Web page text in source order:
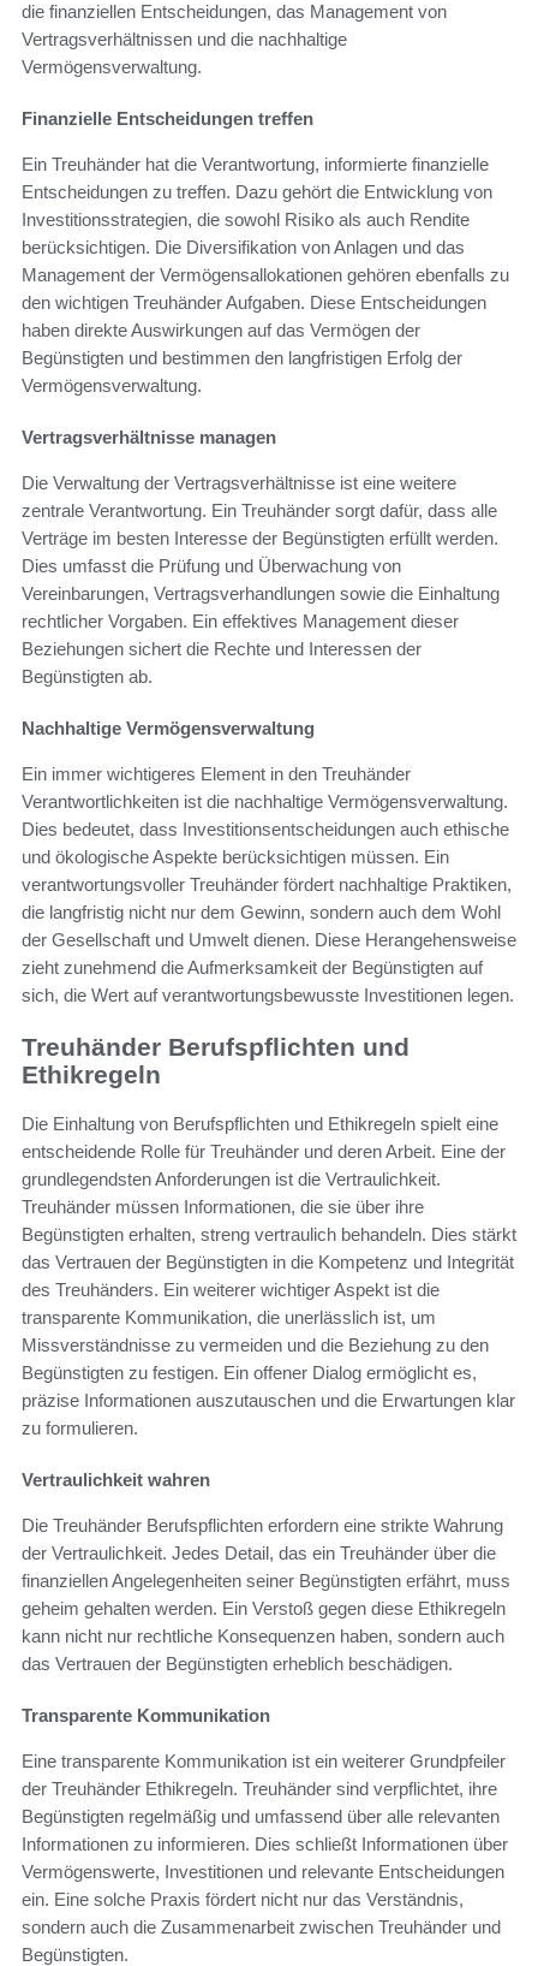
die finanziellen Entscheidungen, das Management von
Vertragsverhältnissen und die nachhaltige
Vermögensverwaltung.
Finanzielle Entscheidungen treffen
Ein Treuhänder hat die Verantwortung, informierte finanzielle
Entscheidungen zu treffen. Dazu gehört die Entwicklung von
Investitionsstrategien, die sowohl Risiko als auch Rendite
berücksichtigen. Die Diversifikation von Anlagen und das
Management der Vermögensallokationen gehören ebenfalls zu
den wichtigen Treuhänder Aufgaben. Diese Entscheidungen
haben direkte Auswirkungen auf das Vermögen der
Begünstigten und bestimmen den langfristigen Erfolg der
Vermögensverwaltung.
Vertragsverhältnisse managen
Die Verwaltung der Vertragsverhältnisse ist eine weitere
zentrale Verantwortung. Ein Treuhänder sorgt dafür, dass alle
Verträge im besten Interesse der Begünstigten erfüllt werden.
Dies umfasst die Prüfung und Überwachung von
Vereinbarungen, Vertragsverhandlungen sowie die Einhaltung
rechtlicher Vorgaben. Ein effektives Management dieser
Beziehungen sichert die Rechte und Interessen der
Begünstigten ab.
Nachhaltige Vermögensverwaltung
Ein immer wichtigeres Element in den Treuhänder
Verantwortlichkeiten ist die nachhaltige Vermögensverwaltung.
Dies bedeutet, dass Investitionsentscheidungen auch ethische
und ökologische Aspekte berücksichtigen müssen. Ein
verantwortungsvoller Treuhänder fördert nachhaltige Praktiken,
die langfristig nicht nur dem Gewinn, sondern auch dem Wohl
der Gesellschaft und Umwelt dienen. Diese Herangehensweise
zieht zunehmend die Aufmerksamkeit der Begünstigten auf
sich, die Wert auf verantwortungsbewusste Investitionen legen.
Treuhänder Berufspflichten und
Ethikregeln
Die Einhaltung von Berufspflichten und Ethikregeln spielt eine
entscheidende Rolle für Treuhänder und deren Arbeit. Eine der
grundlegendsten Anforderungen ist die Vertraulichkeit.
Treuhänder müssen Informationen, die sie über ihre
Begünstigten erhalten, streng vertraulich behandeln. Dies stärkt
das Vertrauen der Begünstigten in die Kompetenz und Integrität
des Treuhänders. Ein weiterer wichtiger Aspekt ist die
transparente Kommunikation, die unerlässlich ist, um
Missverständnisse zu vermeiden und die Beziehung zu den
Begünstigten zu festigen. Ein offener Dialog ermöglicht es,
präzise Informationen auszutauschen und die Erwartungen klar
zu formulieren.
Vertraulichkeit wahren
Die Treuhänder Berufspflichten erfordern eine strikte Wahrung
der Vertraulichkeit. Jedes Detail, das ein Treuhänder über die
finanziellen Angelegenheiten seiner Begünstigten erfährt, muss
geheim gehalten werden. Ein Verstoß gegen diese Ethikregeln
kann nicht nur rechtliche Konsequenzen haben, sondern auch
das Vertrauen der Begünstigten erheblich beschädigen.
Transparente Kommunikation
Eine transparente Kommunikation ist ein weiterer Grundpfeiler
der Treuhänder Ethikregeln. Treuhänder sind verpflichtet, ihre
Begünstigten regelmäßig und umfassend über alle relevanten
Informationen zu informieren. Dies schließt Informationen über
Vermögenswerte, Investitionen und relevante Entscheidungen
ein. Eine solche Praxis fördert nicht nur das Verständnis,
sondern auch die Zusammenarbeit zwischen Treuhänder und
Begünstigten.